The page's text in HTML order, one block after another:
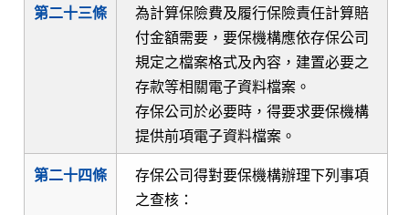
第二十三條
為計算保險費及履行保險責任計算賠
付金額需要，要保機構應依存保公司
規定之檔案格式及內容，建置必要之
存款等相關電子資料檔案。
存保公司於必要時，得要求要保機構
提供前項電子資料檔案。
第二十四條
存保公司得對要保機構辦理下列事項
之查核：